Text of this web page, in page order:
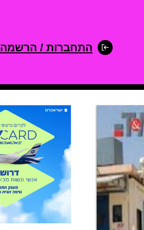
התחברות / הרשמה